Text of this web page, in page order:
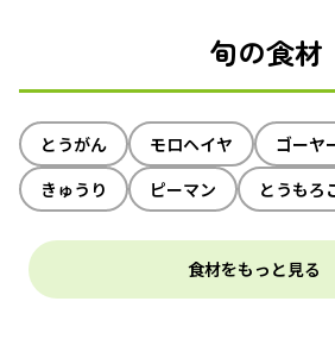
旬の食材
とうがん モロヘイヤ ゴーヤ
きゅうり
ピーマン とうもろ
食材をもっと見る